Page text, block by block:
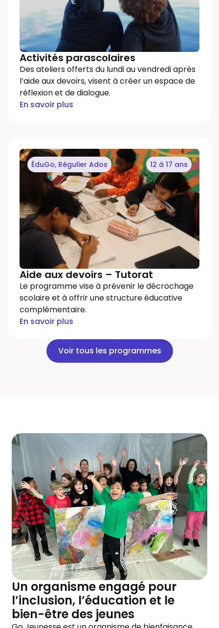
Activités parascolaires
Des ateliers offerts du lundi au vendredi après
l’aide aux devoirs, visent à créer un espace de
réflexion et de dialogue.
En savoir plus
12 à 17 ans
ÉduGo, Régulier Ados
Aide aux devoirs – Tutorat
Le programme vise à prévenir le décrochage
scolaire et à offrir une structure éducative
complémentaire.
En savoir plus
Voir tous les programmes
Un organisme engagé pour
l’inclusion, l’éducation et le
bien-être des jeunes